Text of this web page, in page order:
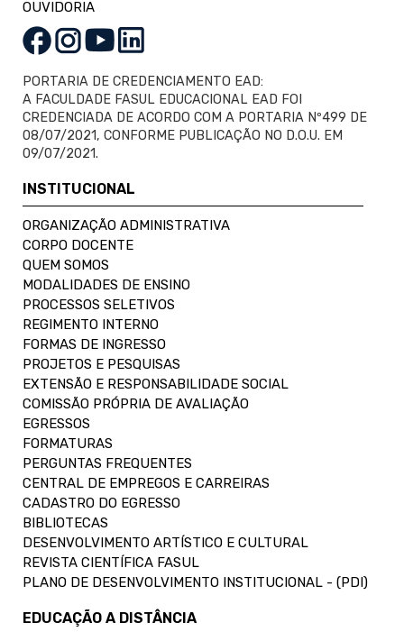
OUVIDORIA
PORTARIA DE CREDENCIAMENTO EAD:
A FACULDADE FASUL EDUCACIONAL EAD FOI
CREDENCIADA DE ACORDO COM A PORTARIA Nº499 DE
08/07/2021, CONFORME PUBLICAÇÃO NO D.O.U. EM
09/07/2021.
INSTITUCIONAL
ORGANIZAÇÃO ADMINISTRATIVA
CORPO DOCENTE
QUEM SOMOS
MODALIDADES DE ENSINO
PROCESSOS SELETIVOS
REGIMENTO INTERNO
FORMAS DE INGRESSO
PROJETOS E PESQUISAS
EXTENSÃO E RESPONSABILIDADE SOCIAL
COMISSÃO PRÓPRIA DE AVALIAÇÃO
EGRESSOS
FORMATURAS
PERGUNTAS FREQUENTES
CENTRAL DE EMPREGOS E CARREIRAS
CADASTRO DO EGRESSO
BIBLIOTECAS
DESENVOLVIMENTO ARTÍSTICO E CULTURAL
REVISTA CIENTÍFICA FASUL
PLANO DE DESENVOLVIMENTO INSTITUCIONAL - (PDI)
EDUCAÇÃO A DISTÂNCIA